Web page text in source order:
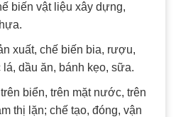
biến vật liệu xây dựng,
xuất, chế biến bia, rượu,
dầu ăn, bánh kẹo, sữa.
biển, trên mặt nước, trên
thị lặn; chế tạo, đóng, vận